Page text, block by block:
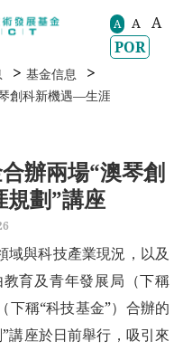
A A
A
POR
> 基金信息 >
創科新機遇—生涯規劃”講座
辦兩場“澳琴創
劃”講座
與科技產業現況，以及
育及青年發展局（下稱
下稱“科技基金”）合辦的
講座於日前舉行，吸引來